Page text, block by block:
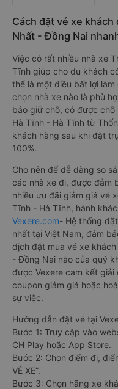
Cách đặt vé xe
Nhất - Đồng Nai
Việc có rất nhiều nhà xe
Tĩnh giúp cho du khách
thể là một điều bất lợi
chọn nhà xe nào là phù
bảo giữ chỗ, có được
Hà Tĩnh - Hà Tĩnh từ
khách hàng sau khi đặt
100%.
Cho nên để dễ dàng so
các nhà xe đi, được đảm
nhiều ưu đãi giảm giá vé
Tĩnh - Hà Tĩnh, hành
Vexere.com- Hệ thống
nhất tại Việt Nam, đảm
dịch đặt mua vé xe
- Đồng Nai nào của quý
được Vexere cam kết
coupon giảm giá hoặc
sự việc.
Hướng dẫn đặt vé tại
Bước 1: Truy cập vào
CH Play hoặc App Store.
Bước 2: Chọn điểm đi,
VÉ XE”.
Bước 3: Chọn hãng xe